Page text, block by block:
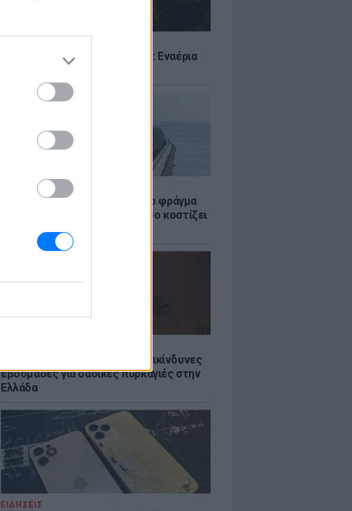
Φωτιά στην Κρήνη Φαρσάλων: Εναέρια
ΕΙΔΗΣΕΙΣ
Ποια χώρα έχτισε τσιμεντένιο φράγμα
400 χλμ. για τα τσουνάμι - Πόσο κοστίζει
και γιατί διχάζει
Meteo: Ποιες είναι οι 6 πιο επικίνδυνες
εβδομάδες για δασικές πυρκαγιές στην
Ελλάδα
ΕΙΔΗΣΕΙΣ